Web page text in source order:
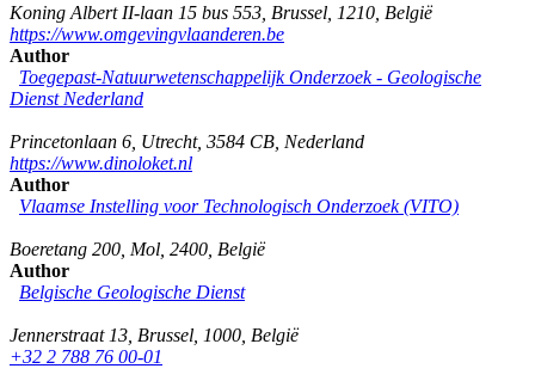
Koning Albert II-laan 15 bus 553 Brussel 1210 België
https://www.omgevingvlaanderen.be
Author
Toegepast-Natuurwetenschappelijk Onderzoek - Geologische
Dienst Nederland
Princetonlaan 6 Utrecht, 3584 CB Nederland
https://www.dinoloket.nl
Author
Vlaamse Instelling voor Technologisch Onderzoek (VITO)
Boeretang 200 Mol 2400 België
Author
Belgische Geologische Dienst
Jennerstraat 13 Brussel 1000 België
+32 2 788 76 00-01